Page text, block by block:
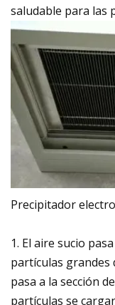
saludable para las
Precipitador
1. El aire sucio
partículas grandes
pasa a la sección
partículas se